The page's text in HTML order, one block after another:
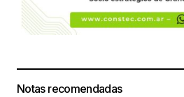
Notas recomendadas